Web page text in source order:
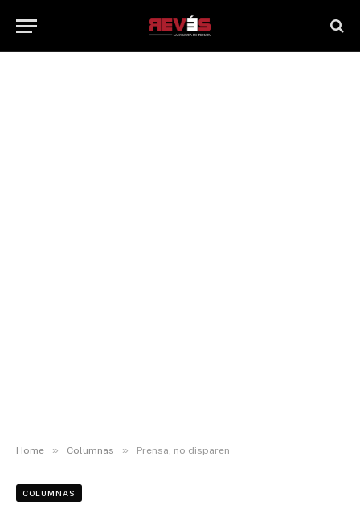
Home » Columnas » Prensa, no disparen
COLUMNAS